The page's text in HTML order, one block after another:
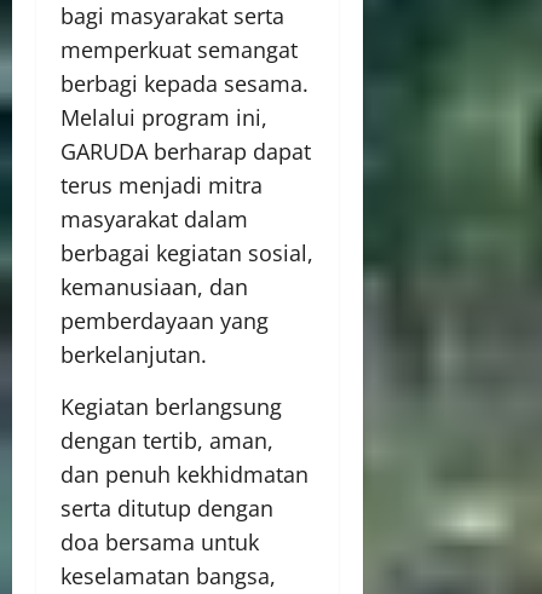
bagi masyarakat serta
memperkuat semangat
berbagi kepada sesama.
Melalui program ini,
GARUDA berharap dapat
terus menjadi mitra
masyarakat dalam
berbagai kegiatan sosial,
kemanusiaan, dan
pemberdayaan yang
berkelanjutan.
Kegiatan berlangsung
dengan tertib, aman,
dan penuh kekhidmatan
serta ditutup dengan
doa bersama untuk
keselamatan bangsa,